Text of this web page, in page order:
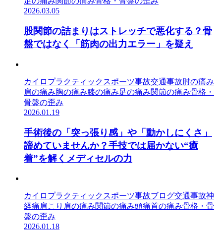
2026.03.05
股関節の詰まりはストレッチで悪化する？骨
盤ではなく「筋肉の出力エラー」を疑え
カイロプラクティック スポーツ事故交通事故 肘の痛み
肩の痛み胸の痛み膝の痛み足の痛み関節の痛み骨格・
骨盤の歪み
2026.01.19
手術後の「突っ張り感」や「動かしにくさ」
諦めていませんか？手技では届かない“癒
着”を解くメディセルの力
カイロプラクティック スポーツ事故ブログ交通事故神
経痛肩こり 肩の痛み関節の痛み頭痛首の痛み骨格・骨
盤の歪み
2026.01.18